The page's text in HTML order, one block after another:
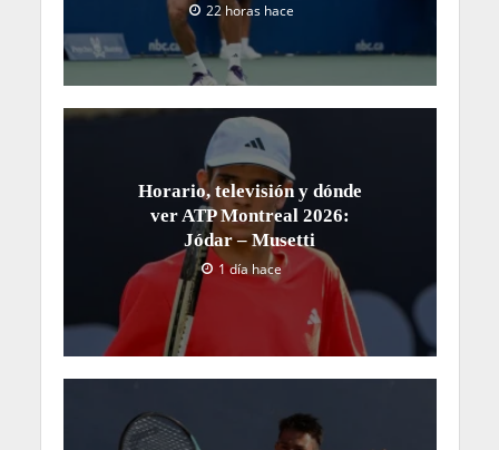
22 horas hace
Horario, televisión y dónde
ver ATP Montreal 2026:
Jódar – Musetti
1 día hace